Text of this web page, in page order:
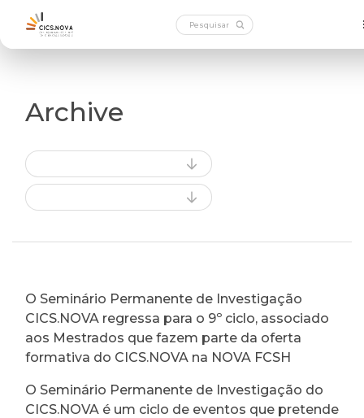
Archive
O Seminário Permanente de Investigação
CICS.NOVA regressa para o 9º ciclo, associado
aos Mestrados que fazem parte da oferta
formativa do CICS.NOVA na NOVA FCSH
O Seminário Permanente de Investigação do
CICS.NOVA é um ciclo de eventos que pretende